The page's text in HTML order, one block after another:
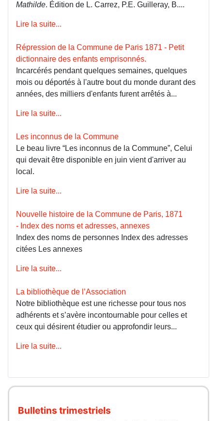
Mathilde. Édition de L. Carrez, P.E. Guilleray, B....
Lire la suite...
Répression de la Commune de Paris 1871 - Petit
dictionnaire des enfants emprisonnés.
Incarcérés pendant quelques semaines, quelques
mois ou déportés à l'autre bout du monde durant des
années, des milliers d'enfants furent arrêtés à...
Lire la suite...
Les inconnus de la Commune
Le beau livre “Les inconnus de la Commune”, Celui
qui devait être disponible en juin vient d'arriver au
local.
Lire la suite...
Nouvelle histoire de la Commune de Paris, 1871
- Index des noms et adresses, annexes
Index des noms de personnes Index des adresses
citées Les annexes
Lire la suite...
La bibliothèque de l’Association
Notre bibliothèque est une richesse pour tous nos
adhérents et s’avère incontournable pour celles et
ceux qui désirent étudier ou approfondir leurs...
Lire la suite...
Bulletins trimestriels